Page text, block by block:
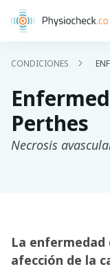
CONDICIONES
Perthes
Necrosis
La enfermedad
afección de la